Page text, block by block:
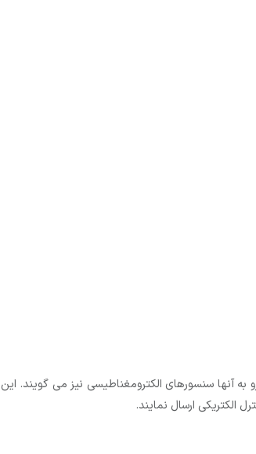
آنها سنسورهای الکترومغناطیسی نیز می گویند.
الکتریکی ارسال نمایند.